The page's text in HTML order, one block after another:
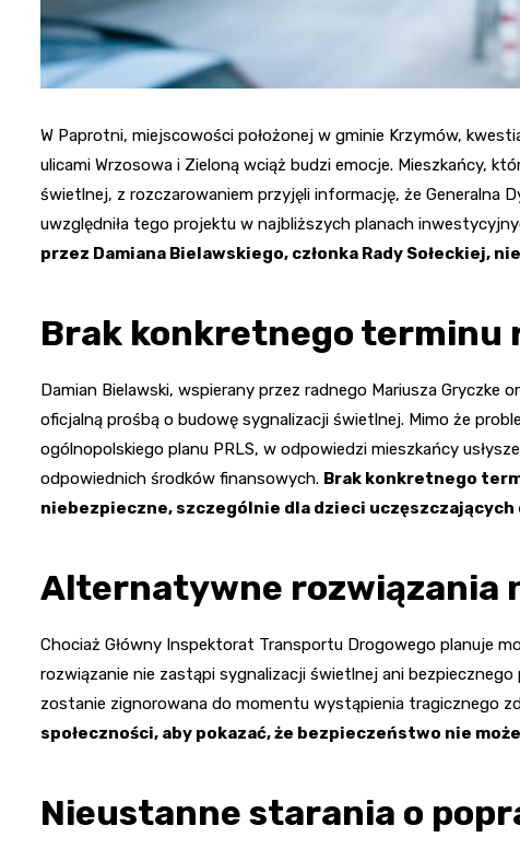
W Paprotni, miejscowości położonej w gminie Krzymów,
ulicami Wrzosowa i Zieloną wciąż budzi emocje. Mieszkańcy,
świetlnej, z rozczarowaniem przyjęli informację, że Generalna
uwzględniła tego projektu w najbliższych planach
przez Damiana Bielawskiego, członka Rady Sołeckiej,
Brak konkretnego terminu
Damian Bielawski, wspierany przez radnego Mariusza Gryczke
oficjalną prośbą o budowę sygnalizacji świetlnej. Mimo że
ogólnopolskiego planu PRLS, w odpowiedzi mieszkańcy
odpowiednich środków finansowych. Brak konkretnego
niebezpieczne, szczególnie dla dzieci
Alternatywne rozwiązania
Chociaż Główny Inspektorat Transportu Drogowego planuje
rozwiązanie nie zastąpi sygnalizacji świetlnej ani
zostanie zignorowana do momentu wystąpienia tragicznego
społeczności, aby pokazać, że bezpieczeństwo nie
Nieustanne starania o